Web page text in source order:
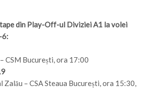
din Play-Off-ul Diviziei A1 la volei
6:
CSM București, ora 17:00
Zalău – CSA Steaua București, ora 15:30,